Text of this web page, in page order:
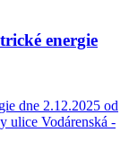
energie
dne 2.12.2025 od
ulice Vodárenská -